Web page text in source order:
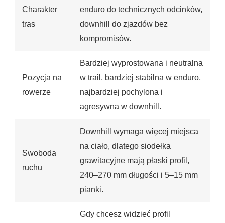
Charakter
tras
enduro do technicznych odcinków,
downhill do zjazdów bez
kompromisów.
Pozycja na
rowerze
Bardziej wyprostowana i neutralna
w trail, bardziej stabilna w enduro,
najbardziej pochylona i
agresywna w downhill.
Swoboda
ruchu
Downhill wymaga więcej miejsca
na ciało, dlatego siodełka
grawitacyjne mają płaski profil,
240–270 mm długości i 5–15 mm
pianki.
Gdy chcesz widzieć profil